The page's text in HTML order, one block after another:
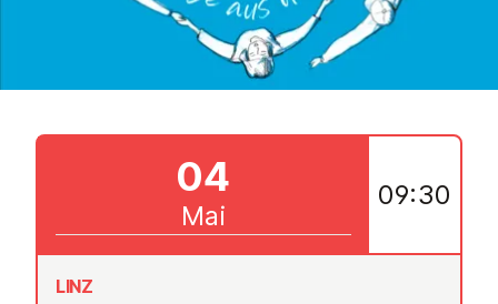
LINZ
04
Mai
09:30